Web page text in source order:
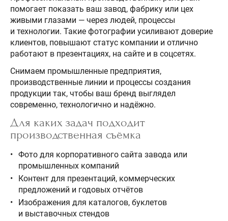
помогает показать ваш завод, фабрику или цех
живыми глазами — через людей, процессы
и технологии. Такие фотографии усиливают доверие
клиентов, повышают статус компании и отлично
работают в презентациях, на сайте и в соцсетях.
Снимаем промышленные предприятия,
производственные линии и процессы создания
продукции так, чтобы ваш бренд выглядел
современно, технологично и надёжно.
Для каких задач подходит
производственная съёмка
Фото для корпоративного сайта завода или
промышленных компаний
Контент для презентаций, коммерческих
предложений и годовых отчётов
Изображения для каталогов, буклетов
и выставочных стендов